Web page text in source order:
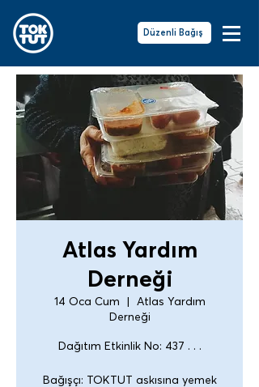
Düzenli Bağış
Atlas Yardım
Derneği
14 Oca Cum
Atlas Yardım
Derneği
Dağıtım Etkinlik No: 437 . . .
Bağışçı: TOKTUT askısına yemek